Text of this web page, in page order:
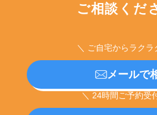
ご相談くだ
＼ ご自宅からラクラ
メールで
＼ 24時間ご予約受